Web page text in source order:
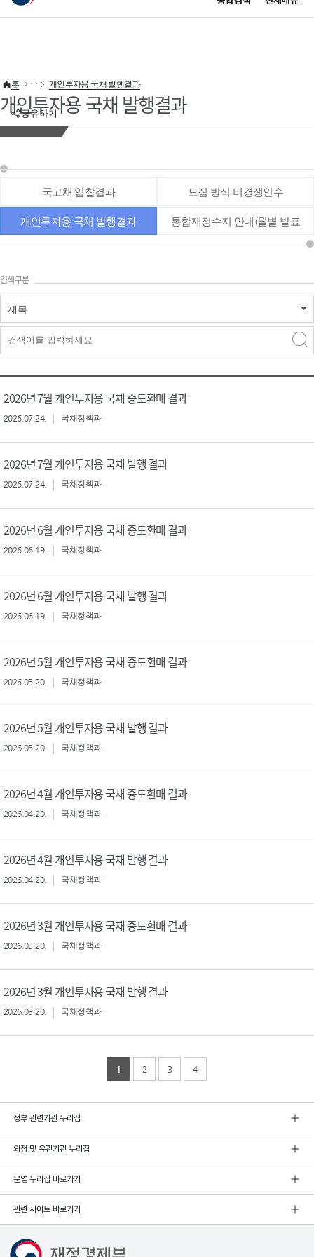
이 누리집은 대한민국 공식 전자정부 누리집입니다.
공유하기
홈 개인투자용 국채 발행결과
개인투자용 국채 발행결과
국고채 입찰결과 모집 방식 비경쟁인수
개인투자용 국채 발행결과 통합재정수지 안내(월별 발표
검색구분
제목
2026년 7월 개인투자용 국채 중도환매 결과
2026.07.24. 국채정책과
2026년 7월 개인투자용 국채 발행 결과
2026.07.24. 국채정책과
2026년 6월 개인투자용 국채 중도환매 결과
2026.06.19. 국채정책과
2026년 6월 개인투자용 국채 발행 결과
2026.06.19. 국채정책과
2026년 5월 개인투자용 국채 중도환매 결과
2026.05.20. 국채정책과
2026년 5월 개인투자용 국채 발행 결과
2026.05.20. 국채정책과
2026년 4월 개인투자용 국채 중도환매 결과
2026.04.20. 국채정책과
2026년 4월 개인투자용 국채 발행 결과
2026.04.20. 국채정책과
2026년 3월 개인투자용 국채 중도환매 결과
2026.03.20. 국채정책과
2026년 3월 개인투자용 국채 발행 결과
2026.03.20. 국채정책과
1 2 3 4
정부 관련기관 누리집
외청 및 유관기관 누리집
운영 누리집 바로가기
관련 사이트 바로가기